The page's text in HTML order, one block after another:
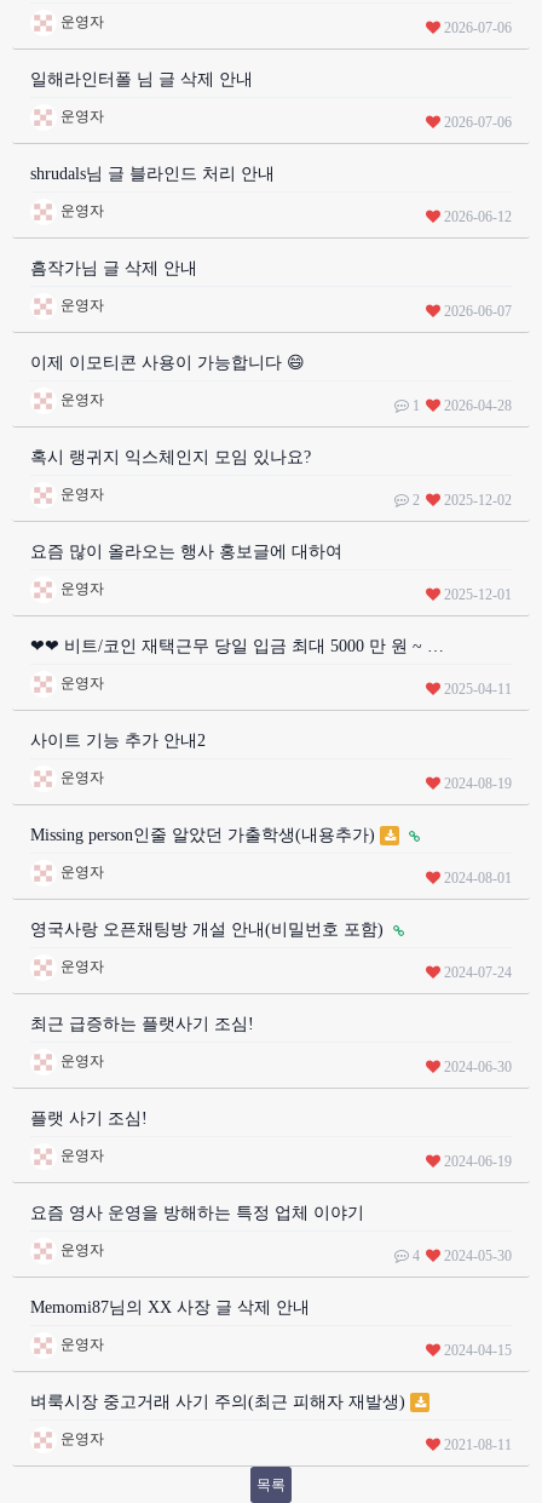
운영자 2026-07-06
일해라인터폴 님 글 삭제 안내
운영자 2026-07-06
shrudals님 글 블라인드 처리 안내
운영자 2026-06-12
흠작가님 글 삭제 안내
운영자 2026-06-07
이제 이모티콘 사용이 가능합니다 😄
운영자 1 2026-04-28
혹시 랭귀지 익스체인지 모임 있나요?
운영자 2 2025-12-02
요즘 많이 올라오는 행사 홍보글에 대하여
운영자 2025-12-01
❤❤ 비트/코인 재택근무 당일 입금 최대 5000 만 원 ~ …
운영자 2025-04-11
사이트 기능 추가 안내2
운영자 2024-08-19
Missing person인줄 알았던 가출학생(내용추가)
운영자 2024-08-01
영국사랑 오픈채팅방 개설 안내(비밀번호 포함)
운영자 2024-07-24
최근 급증하는 플랫사기 조심!
운영자 2024-06-30
플랫 사기 조심!
운영자 2024-06-19
요즘 영사 운영을 방해하는 특정 업체 이야기
운영자 4 2024-05-30
Memomi87님의 XX 사장 글 삭제 안내
운영자 2024-04-15
벼룩시장 중고거래 사기 주의(최근 피해자 재발생)
운영자 2021-08-11
목록